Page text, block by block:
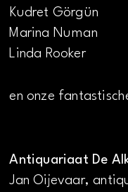
Kudret Görgün
Marina Numan
Linda Rooker
en onze
Antiquariaat De
Jan Oijevaar,